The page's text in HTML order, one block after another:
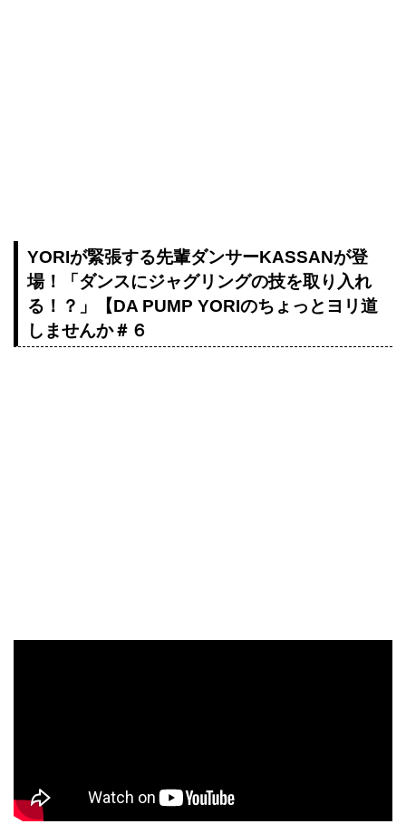
YORIが緊張する先輩ダンサーKASSANが登
場！「ダンスにジャグリングの技を取り入れ
る！？」【DA PUMP YORIのちょっとヨリ道
しませんか＃６